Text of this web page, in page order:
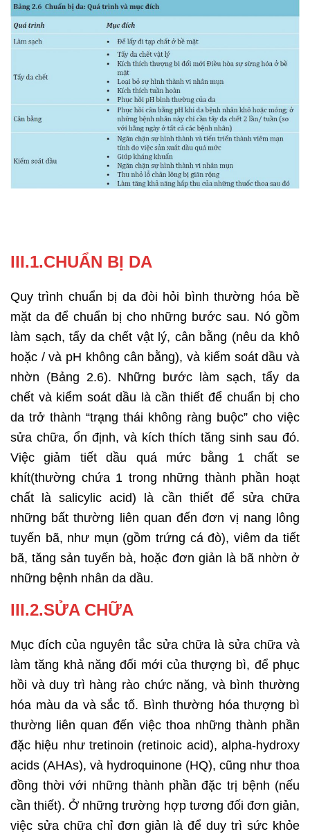
III.1.CHUẨN BỊ DA
Quy trình chuẩn bị da đòi hỏi bình thường hóa bề
mặt da để chuẩn bị cho những bước sau. Nó gồm
làm sạch, tẩy da chết vật lý, cân bằng (nêu da khô
hoặc / và pH không cân bằng), và kiểm soát dầu và
nhờn (Bảng 2.6). Những bước làm sạch, tẩy da
chết và kiểm soát dầu là cần thiết để chuẩn bị cho
da trở thành “trạng thái không ràng buộc” cho việc
sửa chữa, ổn định, và kích thích tăng sinh sau đó.
Việc giảm tiết dầu quá mức bằng 1 chất se
khít(thường chứa 1 trong những thành phần hoạt
chất là salicylic acid) là cần thiết để sửa chữa
những bất thường liên quan đến đơn vị nang lông
tuyến bã, như mụn (gồm trứng cá đò), viêm da tiết
bã, tăng sản tuyến bà, hoặc đơn giản là bã nhờn ở
những bệnh nhân da dầu.
III.2.SỬA CHỮA
Mục đích của nguyên tắc sửa chữa là sửa chữa và
làm tăng khả năng đối mới của thượng bì, để phục
hồi và duy trì hàng rào chức năng, và bình thường
hóa màu da và sắc tố. Bình thường hóa thượng bì
thường liên quan đến việc thoa những thành phần
đặc hiệu như tretinoin (retinoic acid), alpha-hydroxy
acids (AHAs), và hydroquinone (HQ), cũng như thoa
đồng thời với những thành phần đặc trị bệnh (nếu
cần thiết). Ở những trường hợp tương đối đơn giản,
việc sửa chữa chỉ đơn giản là để duy trì sức khỏe